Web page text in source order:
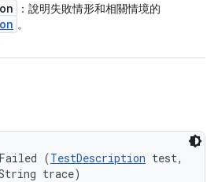
：說明失敗情形和相關情境的
。
(TestDescription test,
trace)